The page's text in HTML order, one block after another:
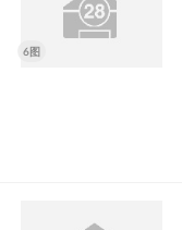
6图